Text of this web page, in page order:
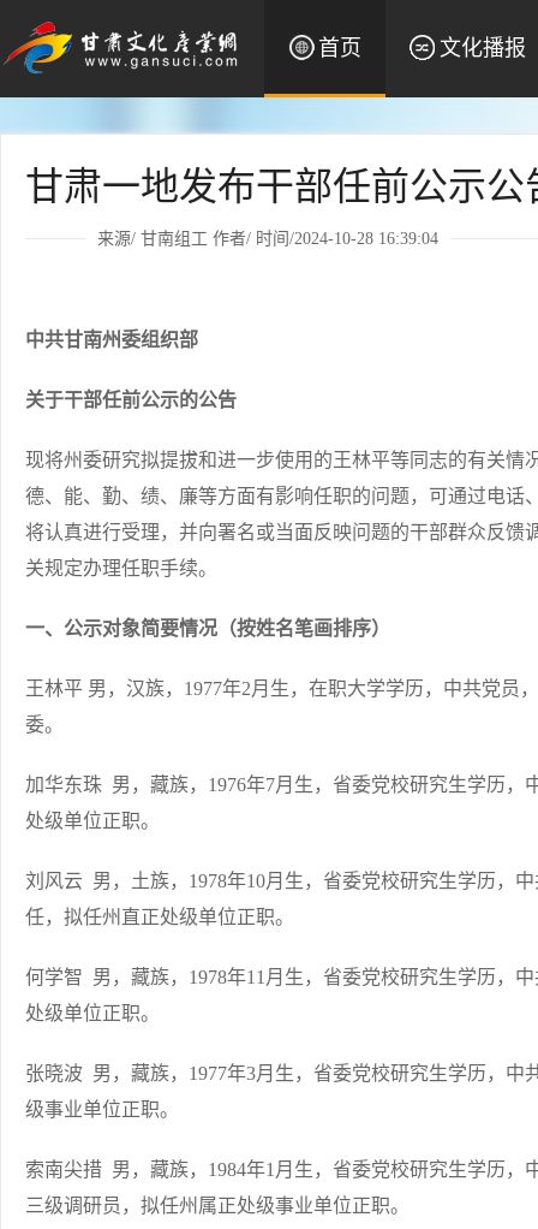
首页 文化播报
甘肃一地发布干部任前公示公
来源/ 甘南组工 作者/ 时间/2024-10-28 16:39:04
中共甘南州委组织部
关于干部任前公示的公告
现将州委研究拟提拔和进一步使用的王林平等同志的有关情
德、能、勤、绩、廉等方面有影响任职的问题，可通过电
将认真进行受理，并向署名或当面反映问题的干部群众反
关规定办理任职手续。
一、公示对象简要情况（按姓名笔画排序）
王林平 男，汉族，1977年2月生，在职大学学历，中共党员
委。
加华东珠 男，藏族，1976年7月生，省委党校研究生学历
处级单位正职。
刘风云 男，土族，1978年10月生，省委党校研究生学历，
任，拟任州直正处级单位正职。
何学智 男，藏族，1978年11月生，省委党校研究生学历，
处级单位正职。
张晓波 男，藏族，1977年3月生，省委党校研究生学历，
级事业单位正职。
索南尖措 男，藏族，1984年1月生，省委党校研究生学历
三级调研员，拟任州属正处级事业单位正职。